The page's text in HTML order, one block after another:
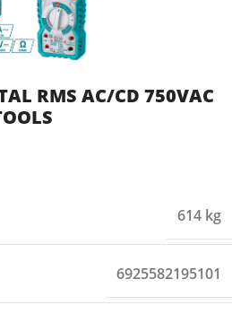
RMS AC/CD 750VAC
614 kg
6925582195101